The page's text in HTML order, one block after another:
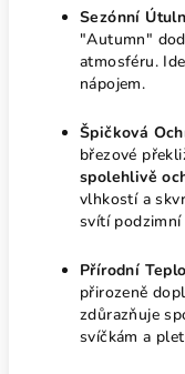
Sezónní
"Autumn"
atmosféru.
nápojem.
Špičková
březové
spolehlivě
vlhkostí a
svítí podzimní
Přírodní
přirozeně
zdůrazňuje
svíčkám a